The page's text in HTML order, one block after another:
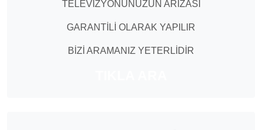
TELEVİZYONUNUZUN ARIZASI
GARANTİLİ OLARAK YAPILIR
BİZİ ARAMANIZ YETERLİDİR